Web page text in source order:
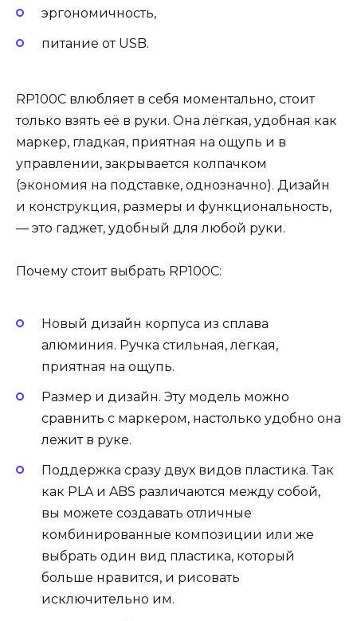
эргономичность,
питание от USB.
RP100C влюбляет в себя моментально, стоит
только взять её в руки. Она лёгкая, удобная как
маркер, гладкая, приятная на ощупь и в
управлении, закрывается колпачком
(экономия на подставке, однозначно). Дизайн
и конструкция, размеры и функциональность,
— это гаджет, удобный для любой руки.
Почему стоит выбрать RP100C:
Новый дизайн корпуса из сплава
алюминия. Ручка стильная, легкая,
приятная на ощупь.
Размер и дизайн. Эту модель можно
сравнить с маркером, настолько удобно она
лежит в руке.
Поддержка сразу двух видов пластика. Так
как PLA и ABS различаются между собой,
вы можете создавать отличные
комбинированные композиции или же
выбрать один вид пластика, который
больше нравится, и рисовать
исключительно им.